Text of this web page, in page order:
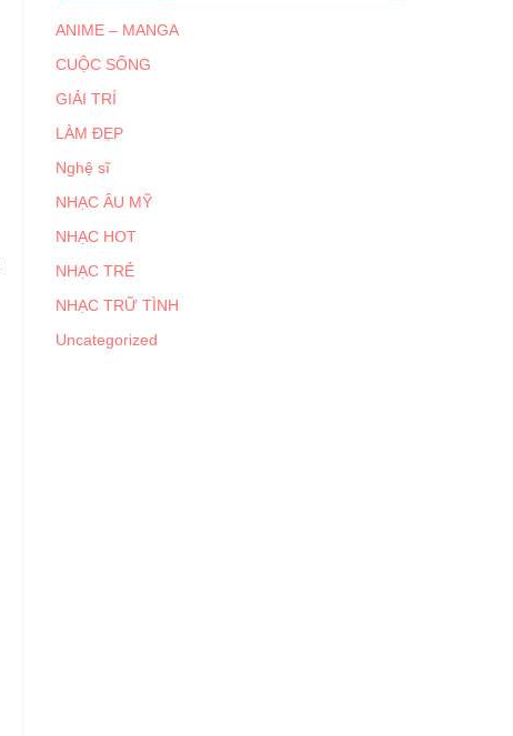
ANIME – MANGA
CUỘC SỐNG
GIẢI TRÍ
LÀM ĐẸP
Nghệ sĩ
NHẠC ÂU MỸ
NHẠC HOT
NHẠC TRẺ
NHẠC TRỮ TÌNH
Uncategorized